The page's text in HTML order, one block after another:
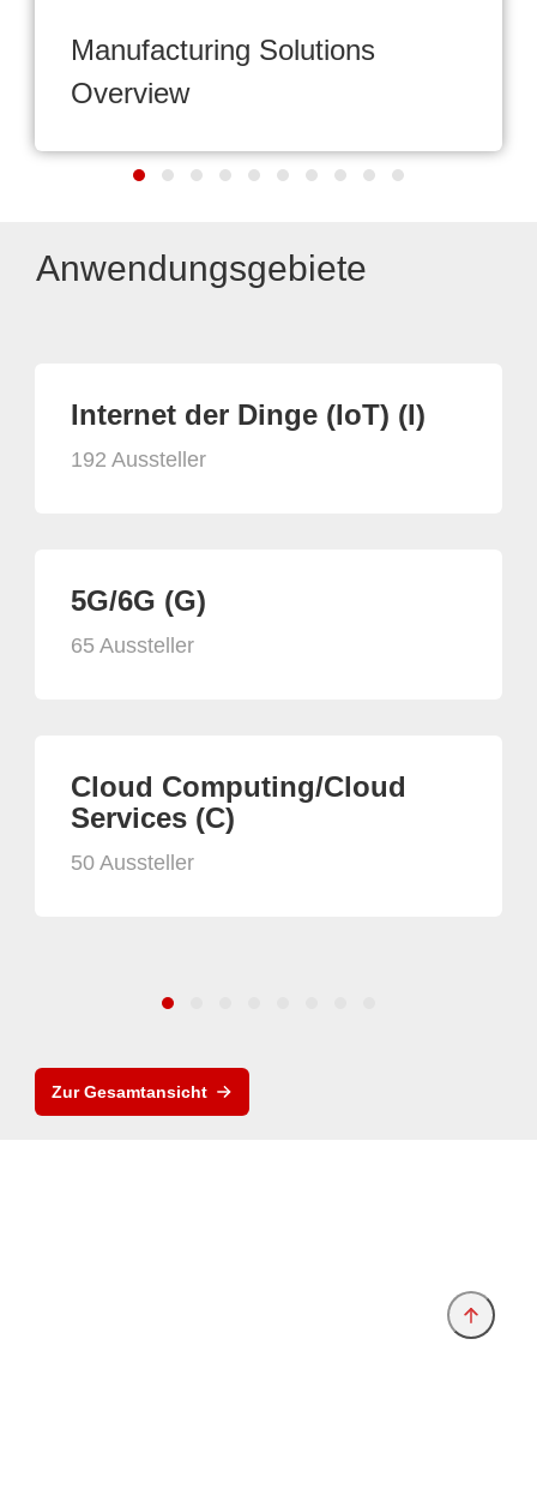
Manufacturing Solutions
Overview
Anwendungsgebiete
Internet der Dinge (IoT) (I)
192 Aussteller
5G/6G (G)
65 Aussteller
Cloud Computing/Cloud
Services (C)
50 Aussteller
Zur Gesamtansicht